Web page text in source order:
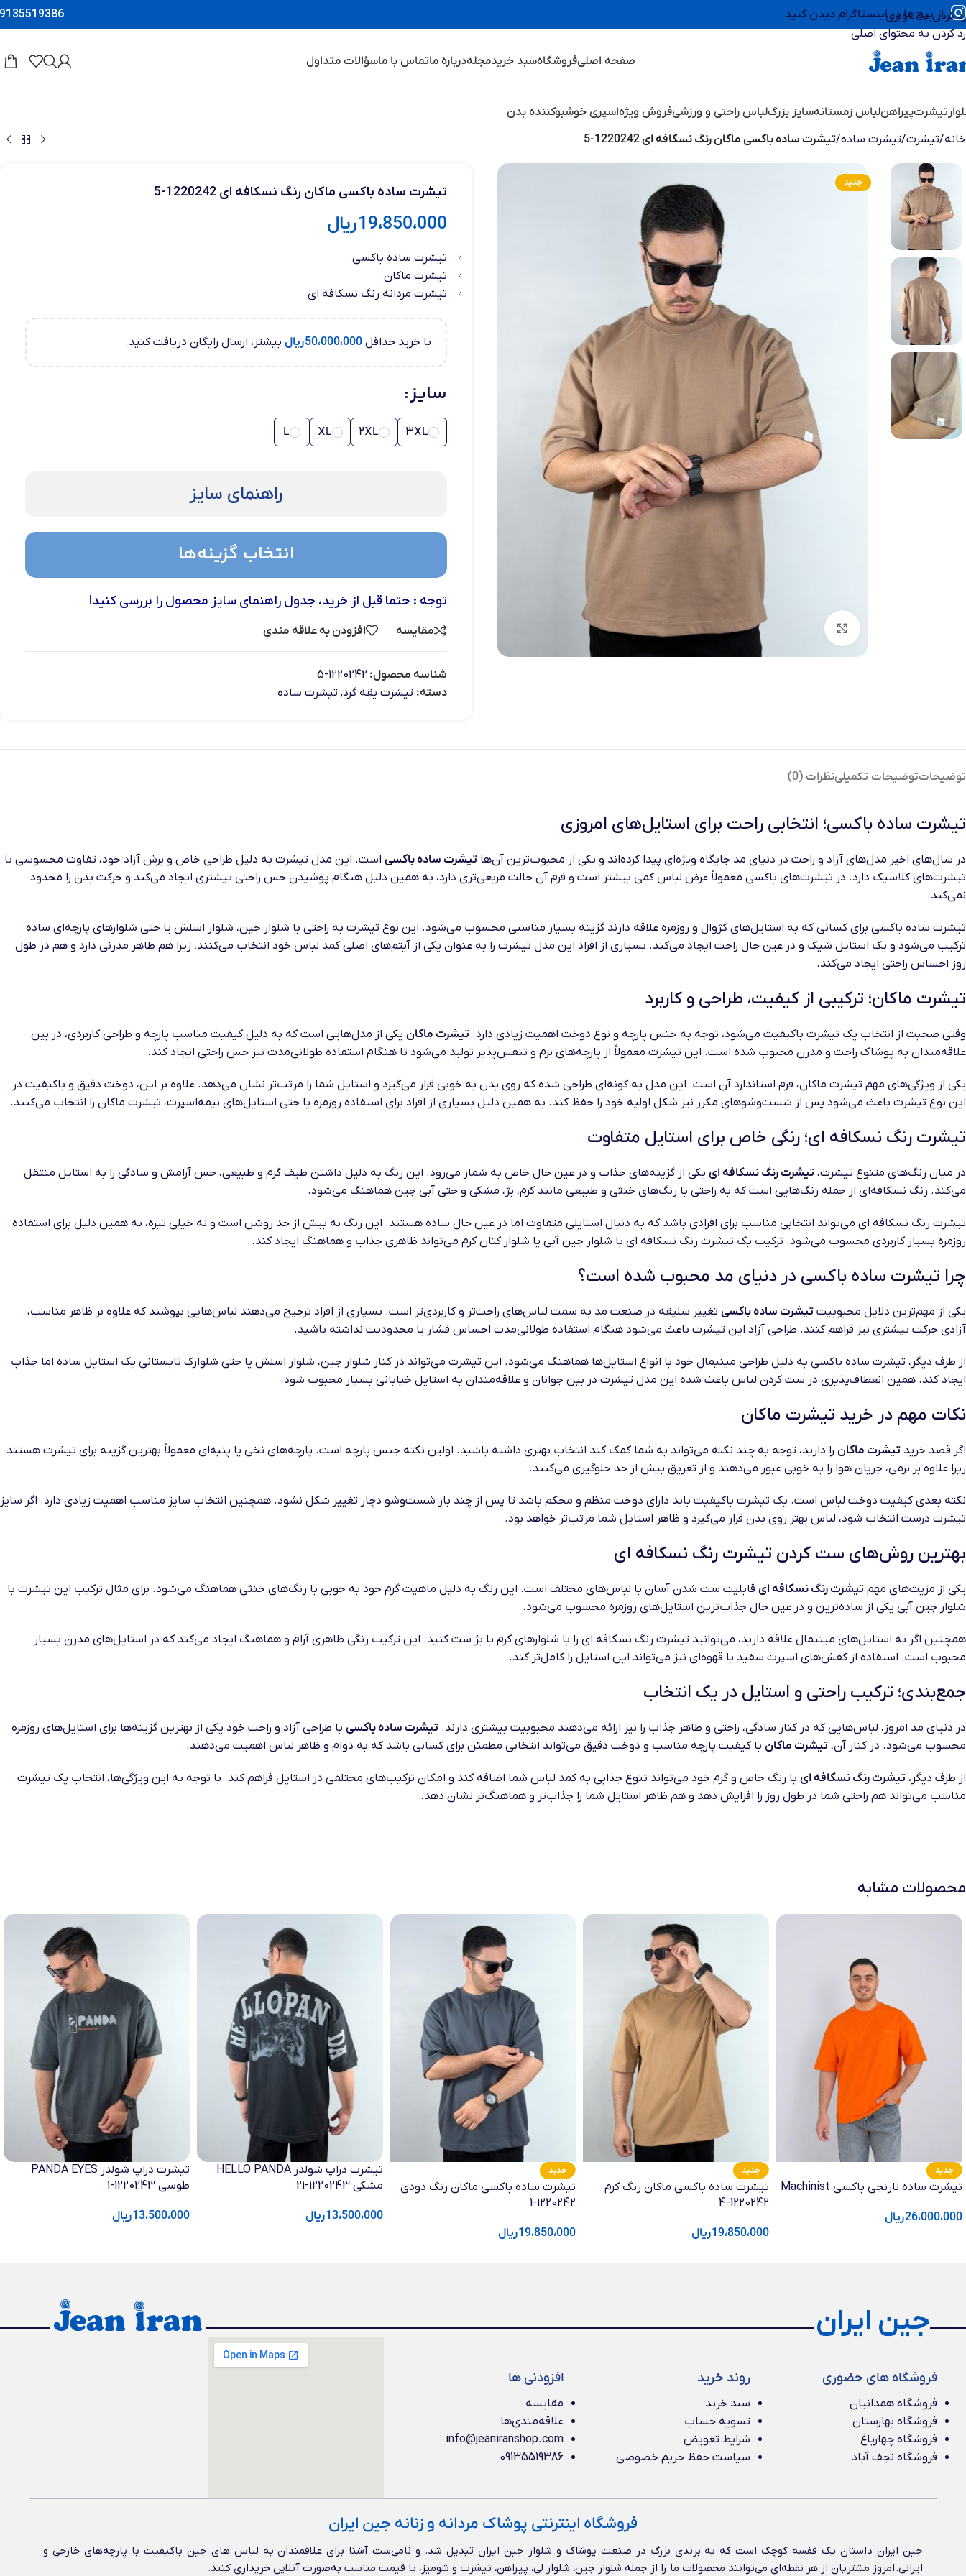
رد کردن به ناوبری
رد کردن به محتوای اصلی
از پیج ما در اینستاگرام دیدن کنید
صفحه اصلیفروشگاهسبد خریدمجلهدرباره ماتماس با ماسؤالات متداول
تیشرتپیراهنلباس زمستانهسایز بزرگلباس راحتی و ورزشیفروش ویژهاسپری خوشبوکننده بدن
خانه/تیشرت/تیشرت ساده/تیشرت ساده باکسی ماکان رنگ نسکافه ای 1220242-5
جدید
بزرگنمایی تصویر
تیشرت ساده باکسی ماکان رنگ نسکافه ای 1220242-5
19،850،000ریال
تیشرت ساده باکسی
تیشرت ماکان
تیشرت مردانه رنگ نسکافه ای
با خرید حداقل 50،000،000ریال بیشتر، ارسال رایگان دریافت کنید.
سایز
3XL
2XL
XL
L
راهنمای سایز
انتخاب گزینه‌ها
توجه : حتما قبل از خرید، جدول راهنمای سایز محصول را بررسی کنید!
مقایسه افزودن به علاقه مندی
شناسه محصول: 1220242-5
دسته: تیشرت یقه گرد, تیشرت ساده
توضیحاتتوضیحات تکمیلینظرات (0)
تیشرت ساده باکسی؛ انتخابی راحت برای استایل‌های امروزی
در سال‌های اخیر مدل‌های آزاد و راحت در دنیای مد جایگاه ویژه‌ای پیدا کرده‌اند و یکی از محبوب‌ترین آن‌ها تیشرت ساده باکسی است. این مدل تیشرت به دلیل طراحی خاص و برش آزاد خود، تفاوت محسوسی با
تیشرت‌های کلاسیک دارد. در تیشرت‌های باکسی معمولاً عرض لباس کمی بیشتر است و فرم آن حالت مربعی‌تری دارد، به همین دلیل هنگام پوشیدن حس راحتی بیشتری ایجاد می‌کند و حرکت بدن را محدود
نمی‌کند.
تیشرت ساده باکسی برای کسانی که به استایل‌های کژوال و روزمره علاقه دارند گزینه بسیار مناسبی محسوب می‌شود. این نوع تیشرت به راحتی با شلوار جین، شلوار اسلش یا حتی شلوارهای پارچه‌ای ساده
ترکیب می‌شود و یک استایل شیک و در عین حال راحت ایجاد می‌کند. بسیاری از افراد این مدل تیشرت را به عنوان یکی از آیتم‌های اصلی کمد لباس خود انتخاب می‌کنند، زیرا هم ظاهر مدرنی دارد و هم در طول
روز احساس راحتی ایجاد می‌کند.
تیشرت ماکان؛ ترکیبی از کیفیت، طراحی و کاربرد
وقتی صحبت از انتخاب یک تیشرت باکیفیت می‌شود، توجه به جنس پارچه و نوع دوخت اهمیت زیادی دارد. تیشرت ماکان یکی از مدل‌هایی است که به دلیل کیفیت مناسب پارچه و طراحی کاربردی، در بین
علاقه‌مندان به پوشاک راحت و مدرن محبوب شده است. این تیشرت معمولاً از پارچه‌های نرم و تنفس‌پذیر تولید می‌شود تا هنگام استفاده طولانی‌مدت نیز حس راحتی ایجاد کند.
یکی از ویژگی‌های مهم تیشرت ماکان، فرم استاندارد آن است. این مدل به گونه‌ای طراحی شده که روی بدن به خوبی قرار می‌گیرد و استایل شما را مرتب‌تر نشان می‌دهد. علاوه بر این، دوخت دقیق و باکیفیت در
این نوع تیشرت باعث می‌شود پس از شست‌وشوهای مکرر نیز شکل اولیه خود را حفظ کند. به همین دلیل بسیاری از افراد برای استفاده روزمره یا حتی استایل‌های نیمه‌اسپرت، تیشرت ماکان را انتخاب می‌کنند.
تیشرت رنگ نسکافه ای؛ رنگی خاص برای استایل متفاوت
در میان رنگ‌های متنوع تیشرت، تیشرت رنگ نسکافه ای یکی از گزینه‌های جذاب و در عین حال خاص به شمار می‌رود. این رنگ به دلیل داشتن طیف گرم و طبیعی، حس آرامش و سادگی را به استایل منتقل
می‌کند. رنگ نسکافه‌ای از جمله رنگ‌هایی است که به راحتی با رنگ‌های خنثی و طبیعی مانند کرم، بژ، مشکی و حتی آبی جین هماهنگ می‌شود.
تیشرت رنگ نسکافه ای می‌تواند انتخابی مناسب برای افرادی باشد که به دنبال استایلی متفاوت اما در عین حال ساده هستند. این رنگ نه بیش از حد روشن است و نه خیلی تیره، به همین دلیل برای استفاده
روزمره بسیار کاربردی محسوب می‌شود. ترکیب یک تیشرت رنگ نسکافه ای با شلوار جین آبی یا شلوار کتان کرم می‌تواند ظاهری جذاب و هماهنگ ایجاد کند.
چرا تیشرت ساده باکسی در دنیای مد محبوب شده است؟
یکی از مهم‌ترین دلایل محبوبیت تیشرت ساده باکسی تغییر سلیقه در صنعت مد به سمت لباس‌های راحت‌تر و کاربردی‌تر است. بسیاری از افراد ترجیح می‌دهند لباس‌هایی بپوشند که علاوه بر ظاهر مناسب،
آزادی حرکت بیشتری نیز فراهم کنند. طراحی آزاد این تیشرت باعث می‌شود هنگام استفاده طولانی‌مدت احساس فشار یا محدودیت نداشته باشید.
از طرف دیگر، تیشرت ساده باکسی به دلیل طراحی مینیمال خود با انواع استایل‌ها هماهنگ می‌شود. این تیشرت می‌تواند در کنار شلوار جین، شلوار اسلش یا حتی شلوارک تابستانی یک استایل ساده اما جذاب
ایجاد کند. همین انعطاف‌پذیری در ست کردن لباس باعث شده این مدل تیشرت در بین جوانان و علاقه‌مندان به استایل خیابانی بسیار محبوب شود.
نکات مهم در خرید تیشرت ماکان
اگر قصد خرید تیشرت ماکان را دارید، توجه به چند نکته می‌تواند به شما کمک کند انتخاب بهتری داشته باشید. اولین نکته جنس پارچه است. پارچه‌های نخی یا پنبه‌ای معمولاً بهترین گزینه برای تیشرت هستند
زیرا علاوه بر نرمی، جریان هوا را به خوبی عبور می‌دهند و از تعریق بیش از حد جلوگیری می‌کنند.
نکته بعدی کیفیت دوخت لباس است. یک تیشرت باکیفیت باید دارای دوخت منظم و محکم باشد تا پس از چند بار شست‌وشو دچار تغییر شکل نشود. همچنین انتخاب سایز مناسب اهمیت زیادی دارد. اگر سایز
تیشرت درست انتخاب شود، لباس بهتر روی بدن قرار می‌گیرد و ظاهر استایل شما مرتب‌تر خواهد بود.
بهترین روش‌های ست کردن تیشرت رنگ نسکافه ای
یکی از مزیت‌های مهم تیشرت رنگ نسکافه ای قابلیت ست شدن آسان با لباس‌های مختلف است. این رنگ به دلیل ماهیت گرم خود به خوبی با رنگ‌های خنثی هماهنگ می‌شود. برای مثال ترکیب این تیشرت با
شلوار جین آبی یکی از ساده‌ترین و در عین حال جذاب‌ترین استایل‌های روزمره محسوب می‌شود.
همچنین اگر به استایل‌های مینیمال علاقه دارید، می‌توانید تیشرت رنگ نسکافه ای را با شلوارهای کرم یا بژ ست کنید. این ترکیب رنگی ظاهری آرام و هماهنگ ایجاد می‌کند که در استایل‌های مدرن بسیار
محبوب است. استفاده از کفش‌های اسپرت سفید یا قهوه‌ای نیز می‌تواند این استایل را کامل‌تر کند.
جمع‌بندی؛ ترکیب راحتی و استایل در یک انتخاب
در دنیای مد امروز، لباس‌هایی که در کنار سادگی، راحتی و ظاهر جذاب را نیز ارائه می‌دهند محبوبیت بیشتری دارند. تیشرت ساده باکسی با طراحی آزاد و راحت خود یکی از بهترین گزینه‌ها برای استایل‌های روزمره
محسوب می‌شود. در کنار آن، تیشرت ماکان با کیفیت پارچه مناسب و دوخت دقیق می‌تواند انتخابی مطمئن برای کسانی باشد که به دوام و ظاهر لباس اهمیت می‌دهند.
از طرف دیگر، تیشرت رنگ نسکافه ای با رنگ خاص و گرم خود می‌تواند تنوع جذابی به کمد لباس شما اضافه کند و امکان ترکیب‌های مختلفی در استایل فراهم کند. با توجه به این ویژگی‌ها، انتخاب یک تیشرت
مناسب می‌تواند هم راحتی شما در طول روز را افزایش دهد و هم ظاهر استایل شما را جذاب‌تر و هماهنگ‌تر نشان دهد.
محصولات مشابه
جدید
تیشرت ساده نارنجی باکسی Machinist
26،000،000ریال
جدید
تیشرت ساده باکسی ماکان رنگ کرم
1220242-4
19،850،000ریال
جدید
تیشرت ساده باکسی ماکان رنگ دودی
1220242-1
19،850،000ریال
تیشرت دراپ شولدر HELLO PANDA
مشکی 1220243-21
13،500،000ریال
تیشرت دراپ شولدر PANDA EYES
طوسی 1220243-1
13،500،000ریال
جین ایران
فروشگاه های حضوری
فروشگاه همدانیان
فروشگاه بهارستان
فروشگاه چهارباغ
فروشگاه نجف آباد
روند خرید
سبد خرید
تسویه حساب
شرایط تعویض
سیاست حفظ حریم خصوصی
افزودنی ها
مقایسه
علاقه‌مندی‌ها
info@jeaniranshop.com
09135519386
فروشگاه اینترنتی پوشاک مردانه و زنانه جین ایران
جین ایران داستان یک قفسه کوچک است که به برندی بزرگ در صنعت پوشاک و شلوار جین ایران تبدیل شد. و نامی‌ست آشنا برای علاقمندان به لباس های جین باکیفیت با پارچه‌های خارجی و
ایرانی‌. امروز مشتریان از هر نقطه‌ای می‌توانند محصولات ما را از جمله شلوار جین، شلوار لی، پیراهن، تیشرت و شومیز، با قیمت مناسب به‌صورت آنلاین خریداری کنند.